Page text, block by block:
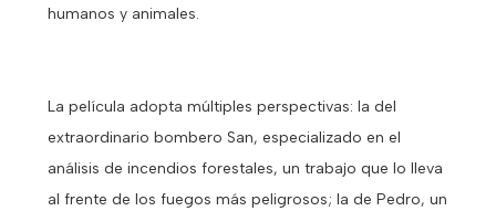
humanos y animales.
La película adopta múltiples perspectivas: la del
extraordinario bombero San, especializado en el
análisis de incendios forestales, un trabajo que lo lleva
al frente de los fuegos más peligrosos; la de Pedro, un